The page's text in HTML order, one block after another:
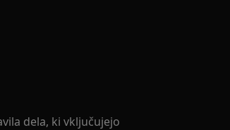
dela, ki vključujejo